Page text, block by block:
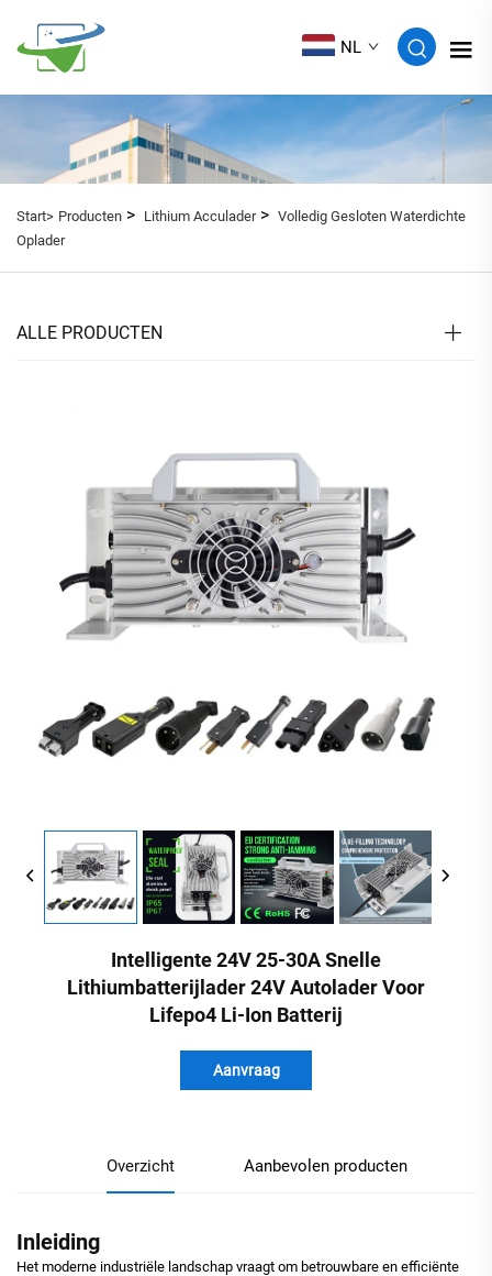
NL
Start> Producten > Lithium Acculader> Volledig Gesloten Waterdichte
Oplader
ALLE PRODUCTEN
Intelligente 24V 25-30A Snelle
Lithiumbatterijlader 24V Autolader Voor
Lifepo4 Li-Ion Batterij
Aanvraag
Overzicht Aanbevolen producten
Inleiding
Het moderne industriële landschap vraagt om betrouwbare en efficiënte